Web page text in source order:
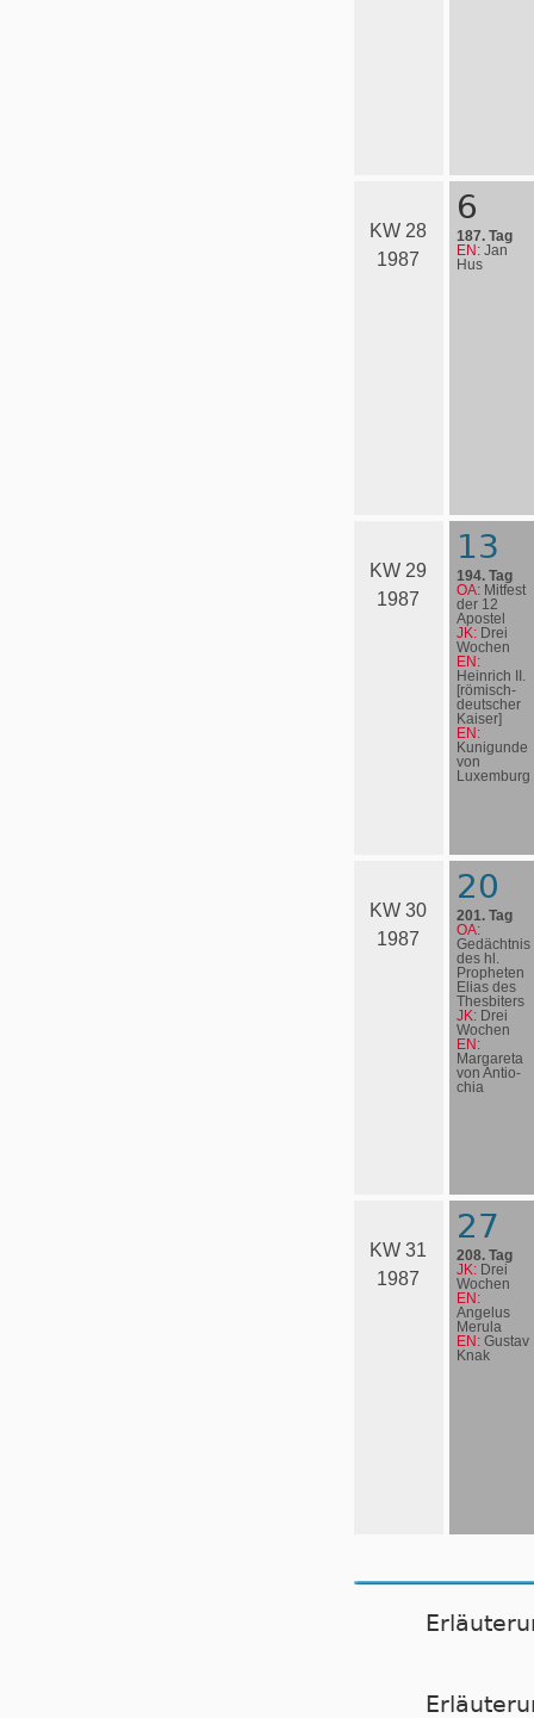
KW 28
1987
6
187. Tag
EN: Jan
Hus
KW 29
1987
13
194. Tag
OA: Mitfest
der 12
Apostel
JK: Drei
Wochen
EN:
Heinrich II.
[römisch-
deutscher
Kaiser]
EN:
Kunigunde
von
Luxemburg
KW 30
1987
20
201. Tag
OA:
Gedächtnis
des hl.
Propheten
Elias des
Thesbiters
JK: Drei
Wochen
EN:
Margareta
von An­ti­o­
chia
KW 31
1987
27
208. Tag
JK: Drei
Wochen
EN:
Angelus
Merula
EN: Gustav
Knak